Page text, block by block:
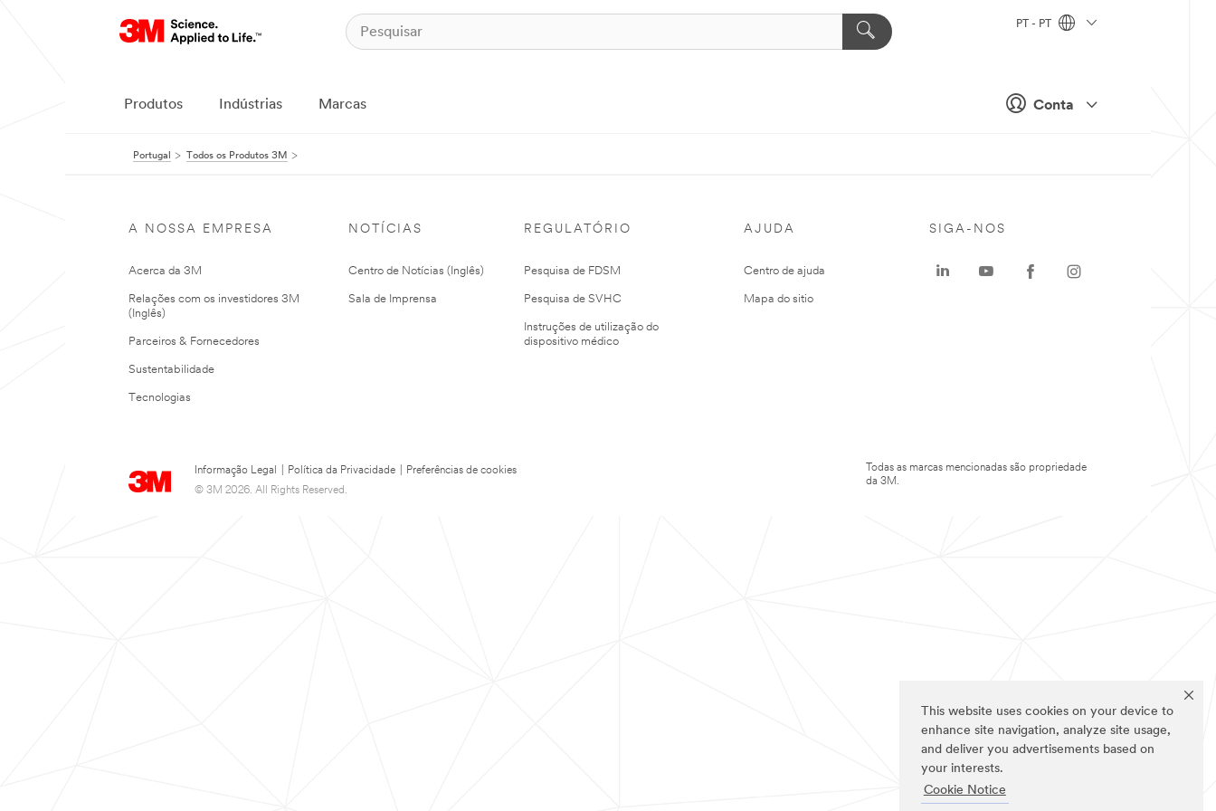
This website uses cookies on your device to
enhance site navigation, analyze site usage,
and deliver you advertisements based on
your interests.
Cookie Notice
Conta
PT - PT
Produtos Indústrias Marcas
Portugal Todos os Produtos 3M
A NOSSA EMPRESA
Acerca da 3M
Relações com os investidores 3M
(Inglês)
Parceiros & Fornecedores
Sustentabilidade
Tecnologias
NOTÍCIAS
Centro de Notícias (Inglês)
Sala de Imprensa
REGULATÓRIO
Pesquisa de FDSM
Pesquisa de SVHC
Instruções de utilização do
dispositivo médico
AJUDA
Centro de ajuda
Mapa do sitio
Informação Legal Política da Privacidade
Preferências de cookies
© 3M 2026. All Rights Reserved.
SIGA-NOS
Todas as marcas mencionadas são propriedade
da 3M.